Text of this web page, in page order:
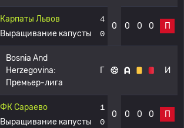
Карпаты Львов
Выращивание капусты
4
0
0 0 0 0 П
Bosnia And
Herzegovina:
Премьер-лига
Г И
ФК Сараево
Выращивание капусты
1
0
0 0 0 0 П